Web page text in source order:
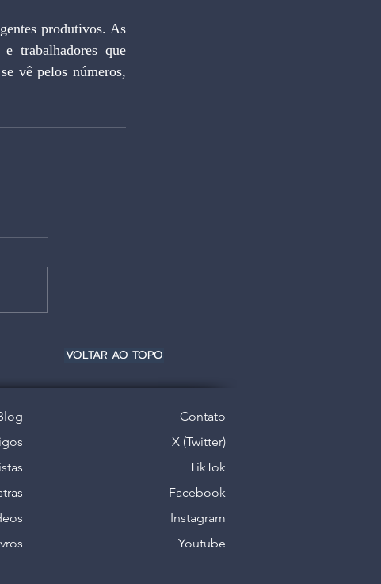
produtivos. As
trabalhadores que
vê pelos números,
VOLTAR AO TOPO
Contato
X (Twitter)
TikTok
Facebook
Instagram
Youtube